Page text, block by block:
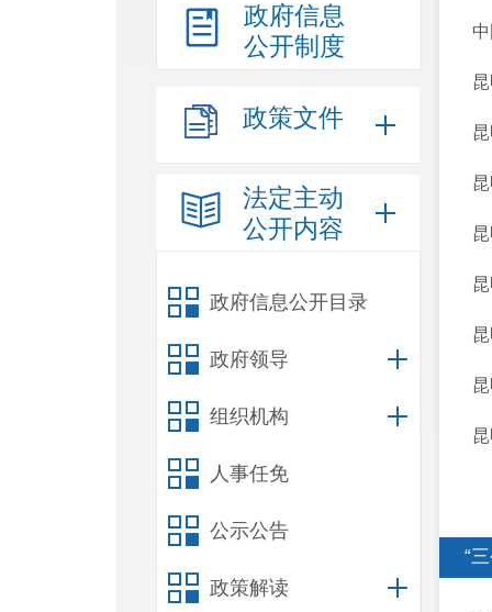
政府信息
公开制度
政策文件
法定主动
公开内容
政府信息公开目录
政府领导
组织机构
人事任免
公示公告
政策解读
“